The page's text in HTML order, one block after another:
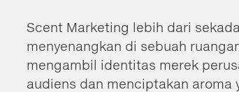
Scent Marketing lebih dari
menyenangkan di sebuah
mengambil identitas merek
audiens dan menciptakan